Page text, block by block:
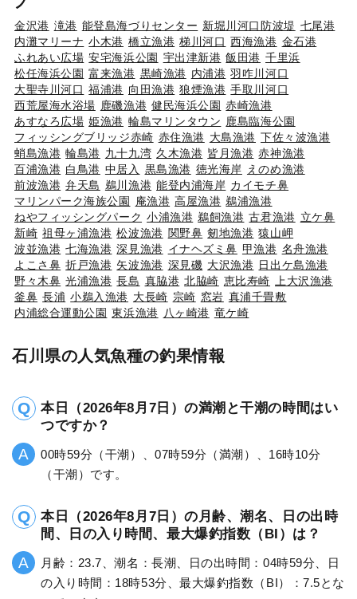
金沢港 滝港 能登島海づりセンター 新堀川河口防波堤 七尾港
内灘マリーナ 小木港 橋立漁港 梯川河口 西海漁港 金石港
ふれあい広場 安宅海浜公園 宇出津新港 飯田港 千里浜
松任海浜公園 富来漁港 黒崎漁港 内浦港 羽咋川河口
大聖寺川河口 福浦港 向田漁港 狼煙漁港 手取川河口
西荒屋海水浴場 鹿磯漁港 健民海浜公園 赤崎漁港
あすなろ広場 姫漁港 輪島マリンタウン 鹿島臨海公園
フィッシングブリッジ赤崎 赤住漁港 大島漁港 下佐々波漁港
蛸島漁港 輪島港 九十九湾 久木漁港 皆月漁港 赤神漁港
百浦漁港 白鳥港 中居入 黒島漁港 徳光海岸 えのめ漁港
前波漁港 弁天島 鵜川漁港 能登内浦海岸 カイモチ鼻
マリンパーク海族公園
庵漁港 高屋漁港 鵜浦漁港
ねやフィッシングパーク 小浦漁港 鵜飼漁港 古君漁港 立ケ鼻
新崎 祖母ヶ浦漁港 松波漁港 関野鼻 剱地漁港 猿山岬
波並漁港 七海漁港 深見漁港 イナヘズミ鼻 甲漁港 名舟漁港
よこさ鼻 折戸漁港 矢波漁港 深見磯 大沢漁港 日出ケ島漁港
野々木鼻 光浦漁港 長島 真脇港 北脇崎 恵比寿崎
上大沢漁港
釜鼻 長浦 小鵜入漁港 大長崎 宗崎 窓岩 真浦千畳敷
内浦総合運動公園 東浜漁港 八ヶ崎港 竜ケ崎
石川県の人気魚種の釣果情報
本日（2026年8月7日）の満潮と干潮の時間はい
つですか？
00時59分（干潮）、07時59分（満潮）、16時10分
（干潮）です。
本日（2026年8月7日）の月齢、潮名、日の出時
間、日の入り時間、最大爆釣指数（BI）は？
月齢：23.7、潮名：長潮、日の出時間：04時59分、日
の入り時間：18時53分、最大爆釣指数（BI）：7.5とな